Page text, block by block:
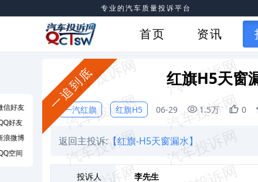
专业的汽车质量投诉平台
首页 资讯
一追到底 红旗H5天窗
一汽红旗 红旗H5 06-29 1.5万 0
返回主投诉: 【红旗-H5天窗漏水】
投诉人 李先生
信好友
好友
浪微博
空间